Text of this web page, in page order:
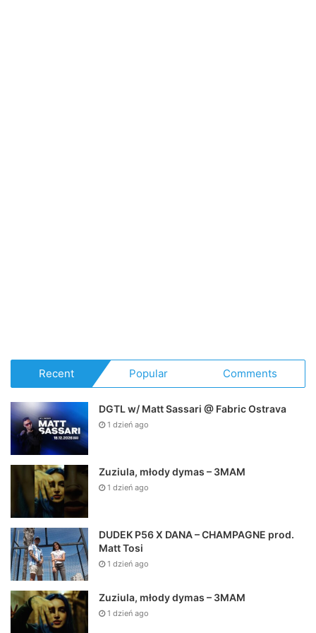
Recent Popular Comments
DGTL w/ Matt Sassari @ Fabric Ostrava
1 dzień ago
Zuziula, młody dymas – 3MAM
1 dzień ago
DUDEK P56 X DANA – CHAMPAGNE prod.
Matt Tosi
1 dzień ago
Zuziula, młody dymas – 3MAM
1 dzień ago